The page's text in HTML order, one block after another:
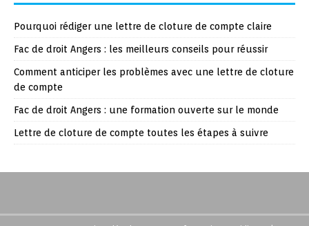
Pourquoi rédiger une lettre de cloture de compte claire
Fac de droit Angers : les meilleurs conseils pour réussir
Comment anticiper les problèmes avec une lettre de cloture
de compte
Fac de droit Angers : une formation ouverte sur le monde
Lettre de cloture de compte toutes les étapes à suivre